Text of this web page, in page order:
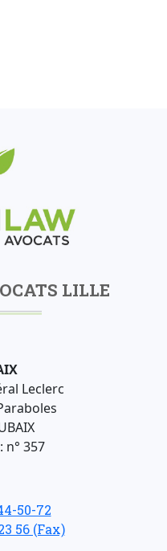
LILLE
Leclerc
n° 357
50-72
56 (Fax)